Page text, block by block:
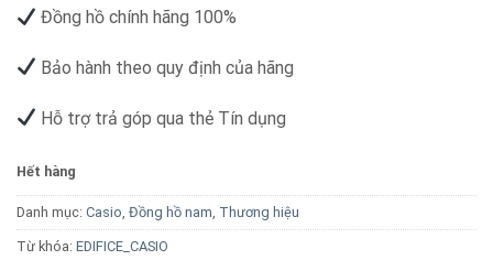
Đồng hồ chính hãng 100%
Bảo hành theo quy định của hãng
Hỗ trợ trả góp qua thẻ Tín dụng
Hết hàng
Danh mục: Casio, Đồng hồ nam, Thương hiệu
Từ khóa: EDIFICE_CASIO